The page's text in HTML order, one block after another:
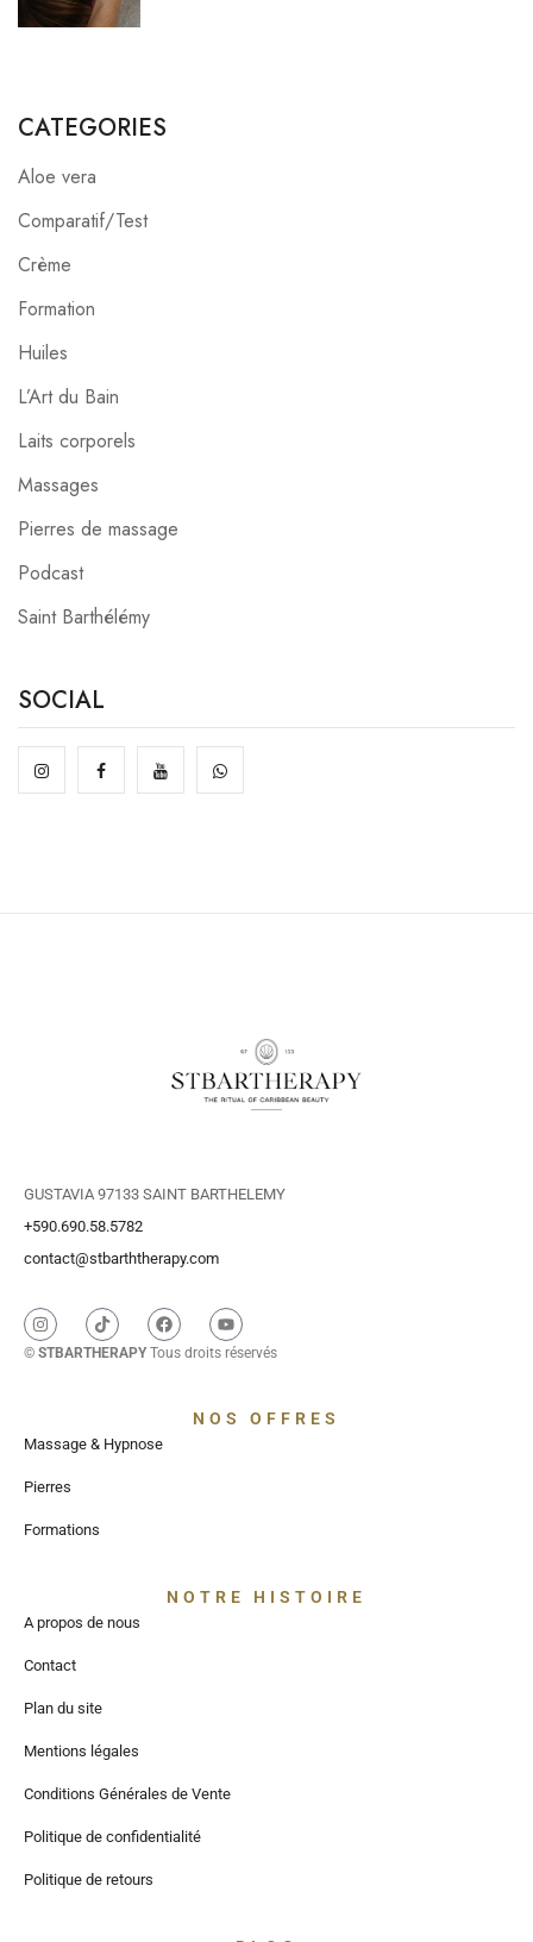
CATEGORIES
Aloe vera
Comparatif/Test
Crème
Formation
Huiles
L’Art du Bain
Laits corporels
Massages
Pierres de massage
Podcast
Saint Barthélémy
SOCIAL
GUSTAVIA 97133 SAINT BARTHELEMY
+590.690.58.5782
contact@stbarththerapy.com
© STBARTHERAPY Tous droits réservés
NOS OFFRES
Massage & Hypnose
Pierres
Formations
NOTRE HISTOIRE
A propos de nous
Contact
Plan du site
Mentions légales
Conditions Générales de Vente
Politique de confidentialité
Politique de retours